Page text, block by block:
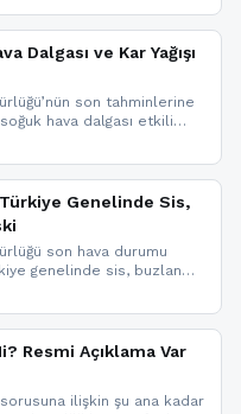
İç kesimlerde sis ve pus
azalma
Dalgası ve Kar Yağışı
son tahminlerine
hava dalgası etkili
ve buzlanma uyarısı
Genelinde Sis,
son hava durumu
genelinde sis, buzlanma
Anadolu ve Doğu
meteoroloji gelişmeleri.
Resmi Açıklama Var
ilişkin şu ana kadar